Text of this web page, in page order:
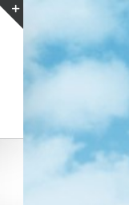
Toggle
Sliding
Bar